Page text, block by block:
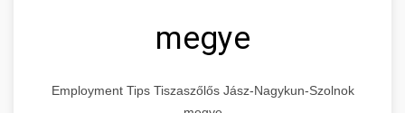
megye
Employment Tips Tiszaszőlős Jász-Nagykun-Szolnok